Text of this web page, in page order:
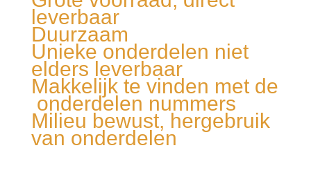
leverbaar
Duurzaam
Unieke onderdelen niet
elders leverbaar
Makkelijk te vinden met de
onderdelen nummers
Milieu bewust, hergebruik
van onderdelen